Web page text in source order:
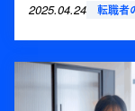
2025.04.24 転職者